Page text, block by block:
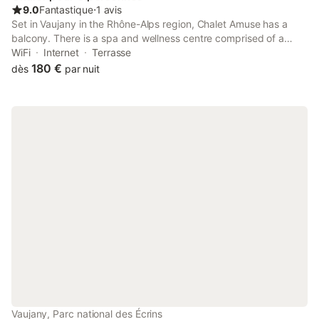
9.0Fantastique⋅1 avis
Set in Vaujany in the Rhône-Alps region, Chalet Amuse has a
balcony. There is a spa and wellness centre comprised of a
sauna, a hot tub and a wellness packages. There is a sun
terrace and guests can make use of free WiFi and free private
WiFi Internet
Terrasse
dès 180 € par nuit
Vaujany, Parc national des Écrins